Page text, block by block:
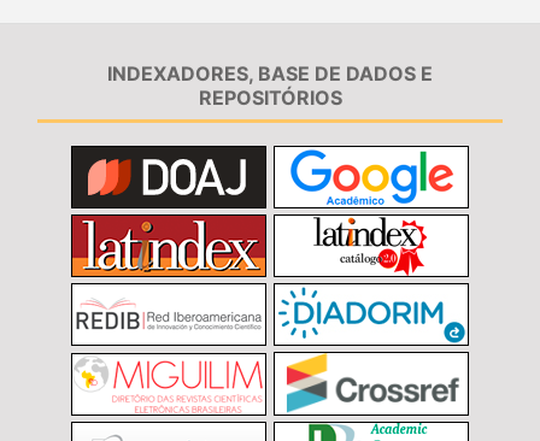
INDEXADORES, BASE DE DADOS E
REPOSITÓRIOS